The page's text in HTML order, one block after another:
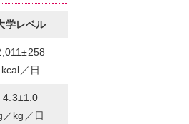
学レベル
kcal／日
4.3±1.0
／kg／日